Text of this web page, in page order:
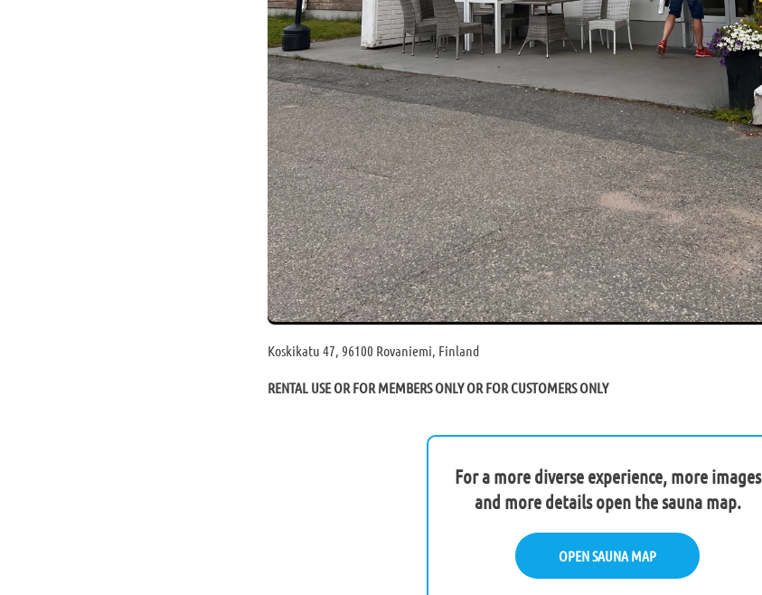
Koskikatu 47, 96100 Rovaniemi, Finland
RENTAL USE OR FOR MEMBERS ONLY OR FOR CUSTOMERS ONLY
For a more diverse experience, more images
and more details open the sauna map.
OPEN SAUNA MAP